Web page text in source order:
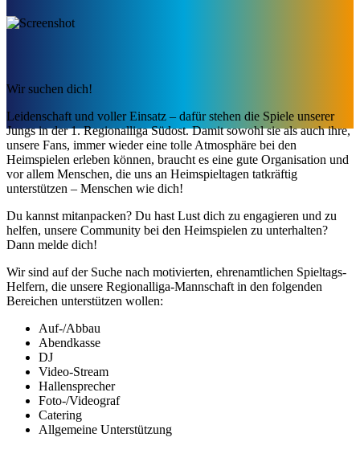
Wir suchen dich!
Leidenschaft und voller Einsatz – dafür stehen die Spiele unserer
Jungs in der 1. Regionalliga Südost. Damit sowohl sie als auch ihre,
unsere Fans, immer wieder eine tolle Atmosphäre bei den
Heimspielen erleben können, braucht es eine gute Organisation und
vor allem Menschen, die uns an Heimspieltagen tatkräftig
unterstützen – Menschen wie dich!
Du kannst mitanpacken? Du hast Lust dich zu engagieren und zu
helfen, unsere Community bei den Heimspielen zu unterhalten?
Dann melde dich!
Wir sind auf der Suche nach motivierten, ehrenamtlichen Spieltags-
Helfern, die unsere Regionalliga-Mannschaft in den folgenden
Bereichen unterstützen wollen:
Auf-/Abbau
Abendkasse
DJ
Video-Stream
Hallensprecher
Foto-/Videograf
Catering
Allgemeine Unterstützung